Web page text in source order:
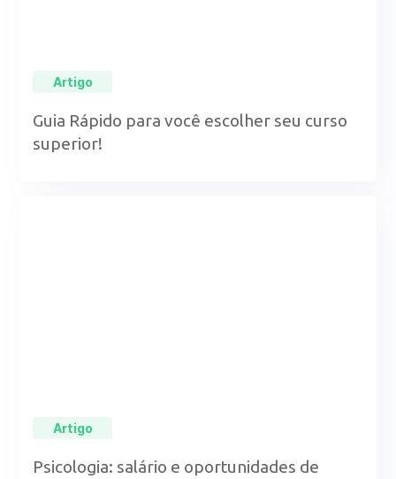
Artigo
Guia Rápido para você escolher seu curso
superior!
Artigo
Psicologia: salário e oportunidades de